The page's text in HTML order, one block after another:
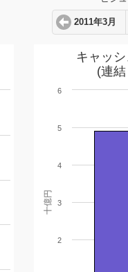
2011年3月
十億円
キャッ
(連
2
3
4
5
6